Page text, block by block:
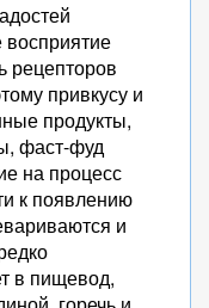
восприятие
рецепторов
привкусу и
продукты,
фаст-фуд
на процесс
к появлению
и
в пищевод,